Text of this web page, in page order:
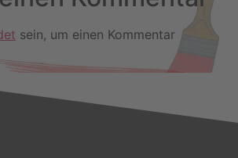
sein, um einen Kommentar